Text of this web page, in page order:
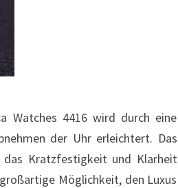
Watches 4416 wird durch eine
der Uhr erleichtert. Das
das Kratzfestigkeit und Klarheit
Möglichkeit, den Luxus